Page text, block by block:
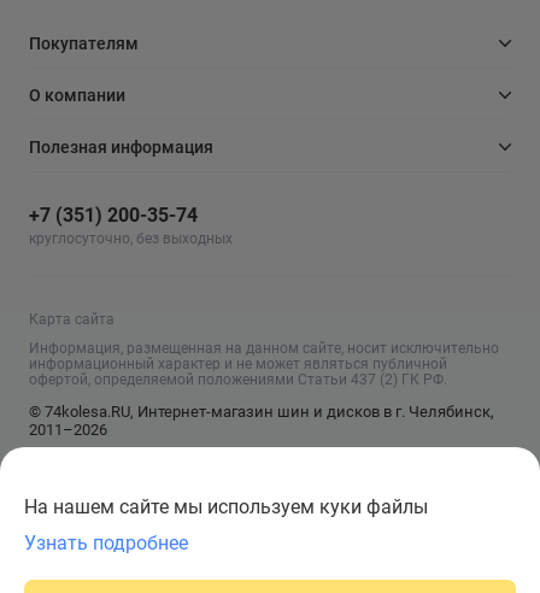
Покупателям
О компании
Полезная информация
+7 (351) 200-35-74
круглосуточно, без выходных
Карта сайта
Информация, размещенная на данном сайте, носит исключительно
информационный характер и не может являться публичной
офертой, определяемой положениями Статьи 437 (2) ГК РФ.
© 74kolesa.RU, Интернет-магазин шин и дисков в г. Челябинск,
2011–2026
На нашем сайте мы используем куки файлы
Узнать подробнее